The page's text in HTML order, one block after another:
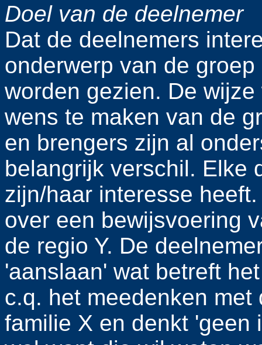
Doel van de deelnemer
Dat de deelnemers
onderwerp van de
worden gezien. De
wens te maken van de
en brengers zijn al
belangrijk verschil. Elke
zijn/haar interesse
over een bewijsvoering
de regio Y. De
'aanslaan' wat betreft
c.q. het meedenken
familie X en denkt 'geen